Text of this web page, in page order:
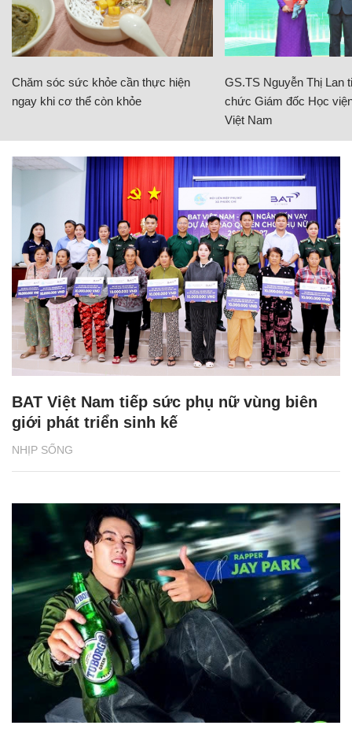
Chăm sóc sức khỏe cần thực hiện
ngay khi cơ thể còn khỏe
GS.TS Nguyễn Thị Lan
chức Giám đốc Học
Việt Nam
NHỊP SỐNG
BAT Việt Nam tiếp sức phụ nữ vùng biên
giới phát triển sinh kế